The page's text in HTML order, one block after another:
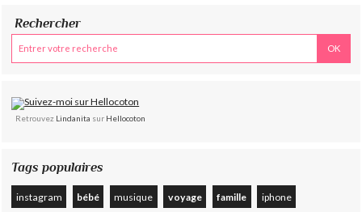
Rechercher
Retrouvez Lindanita sur Hellocoton
Tags populaires
instagram bébé musique voyage famille iphone